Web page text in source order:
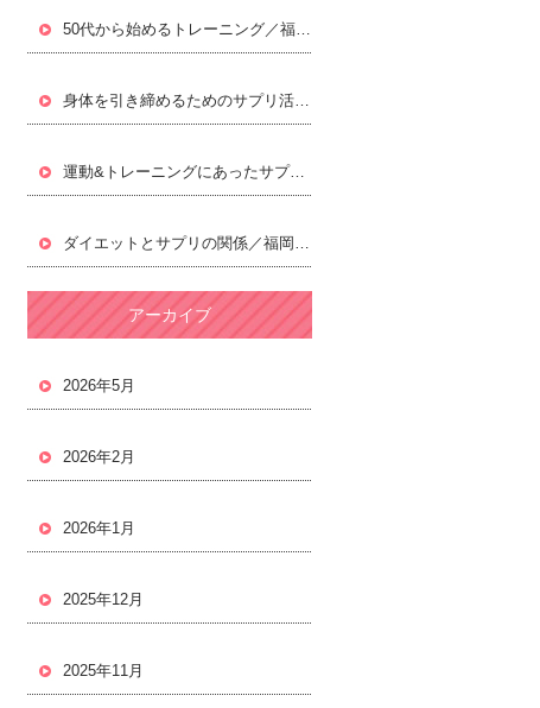
50代から始めるトレーニング／福岡パーソナルトレーニングジムLifxc[ライフィクス]
身体を引き締めるためのサプリ活用／福岡パーソナルトレーニングジムLifxc[ライフィクス]
運動&トレーニングにあったサプリ／福岡パーソナルトレーニングジムLifxc[ライフィクス]
ダイエットとサプリの関係／福岡パーソナルトレーニングジムLifxc[ライフィクス]
アーカイブ
2026年5月
2026年2月
2026年1月
2025年12月
2025年11月